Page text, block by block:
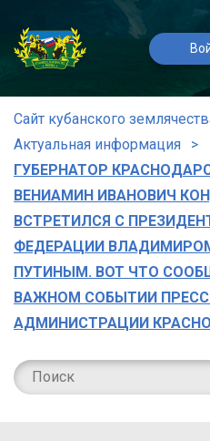
Сайт кубанского
Актуальная информация
ГУБЕРНАТОР
ВЕНИАМИН ИВАНОВИЧ
ВСТРЕТИЛСЯ С
ФЕДЕРАЦИИ
ПУТИНЫМ. ВОТ ЧТО
ВАЖНОМ СОБЫТИИ
АДМИНИСТРАЦИИ